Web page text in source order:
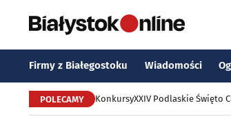
Firmy z Białegostoku Wiadomości
POLECAMY KonkursyXXIV Podlaskie Święto